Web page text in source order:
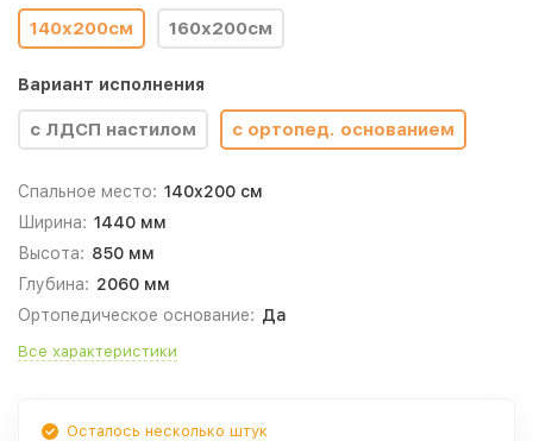
140x200см 160x200см
Вариант исполнения
с ЛДСП настилом с ортопед. основанием
Спальное место: 140x200 см
Ширина: 1440 мм
Высота: 850 мм
Глубина: 2060 мм
Ортопедическое основание: Да
Все характеристики
Осталось несколько штук